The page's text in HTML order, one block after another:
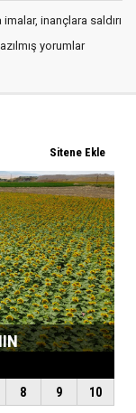
inançlara saldırı
yorumlar